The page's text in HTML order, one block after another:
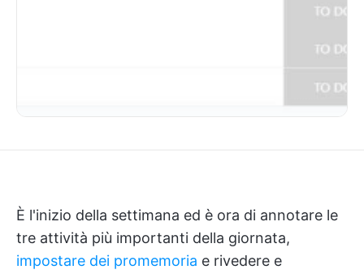
È l'inizio della settimana ed è ora di annotare le
tre attività più importanti della giornata,
impostare dei promemoria e rivedere e